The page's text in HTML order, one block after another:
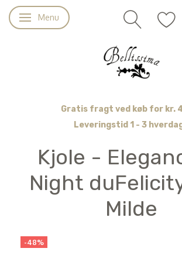
Skifte navigation
Menu
Gratis fragt ved køb for kr.
Leveringstid 1 - 3
Kjole -
Night
Milde
-48%